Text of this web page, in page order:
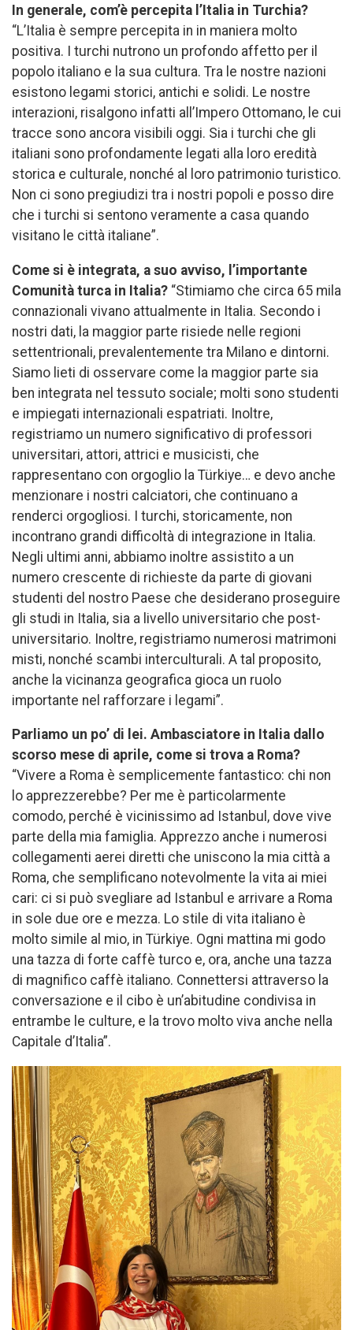
In generale, com’è percepita l’Italia in Turchia?
“L’Italia è sempre percepita in in maniera molto
positiva. I turchi nutrono un profondo affetto per il
popolo italiano e la sua cultura. Tra le nostre nazioni
esistono legami storici, antichi e solidi. Le nostre
interazioni, risalgono infatti all’Impero Ottomano, le cui
tracce sono ancora visibili oggi. Sia i turchi che gli
italiani sono profondamente legati alla loro eredità
storica e culturale, nonché al loro patrimonio turistico.
Non ci sono pregiudizi tra i nostri popoli e posso dire
che i turchi si sentono veramente a casa quando
visitano le città italiane”.
Come si è integrata, a suo avviso, l’importante
Comunità turca in Italia? “Stimiamo che circa 65 mila
connazionali vivano attualmente in Italia. Secondo i
nostri dati, la maggior parte risiede nelle regioni
settentrionali, prevalentemente tra Milano e dintorni.
Siamo lieti di osservare come la maggior parte sia
ben integrata nel tessuto sociale; molti sono studenti
e impiegati internazionali espatriati. Inoltre,
registriamo un numero significativo di professori
universitari, attori, attrici e musicisti, che
rappresentano con orgoglio la Türkiye… e devo anche
menzionare i nostri calciatori, che continuano a
renderci orgogliosi. I turchi, storicamente, non
incontrano grandi difficoltà di integrazione in Italia.
Negli ultimi anni, abbiamo inoltre assistito a un
numero crescente di richieste da parte di giovani
studenti del nostro Paese che desiderano proseguire
gli studi in Italia, sia a livello universitario che post-
universitario. Inoltre, registriamo numerosi matrimoni
misti, nonché scambi interculturali. A tal proposito,
anche la vicinanza geografica gioca un ruolo
importante nel rafforzare i legami”.
Parliamo un po’ di lei. Ambasciatore in Italia dallo
scorso mese di aprile, come si trova a Roma?
“Vivere a Roma è semplicemente fantastico: chi non
lo apprezzerebbe? Per me è particolarmente
comodo, perché è vicinissimo ad Istanbul, dove vive
parte della mia famiglia. Apprezzo anche i numerosi
collegamenti aerei diretti che uniscono la mia città a
Roma, che semplificano notevolmente la vita ai miei
cari: ci si può svegliare ad Istanbul e arrivare a Roma
in sole due ore e mezza. Lo stile di vita italiano è
molto simile al mio, in Türkiye. Ogni mattina mi godo
una tazza di forte caffè turco e, ora, anche una tazza
di magnifico caffè italiano. Connettersi attraverso la
conversazione e il cibo è un’abitudine condivisa in
entrambe le culture, e la trovo molto viva anche nella
Capitale d’Italia”.